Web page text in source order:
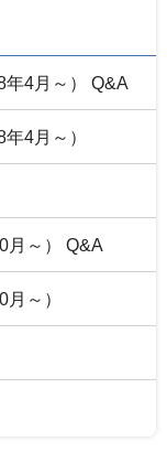
年4月～） Q&A
4月～）
月～） Q&A
～）